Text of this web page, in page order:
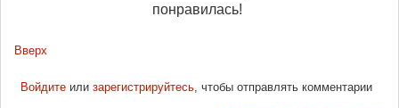
понравилась!
Вверх
Войдитеили зарегистрируйтесь, чтобы отправлять комментарии